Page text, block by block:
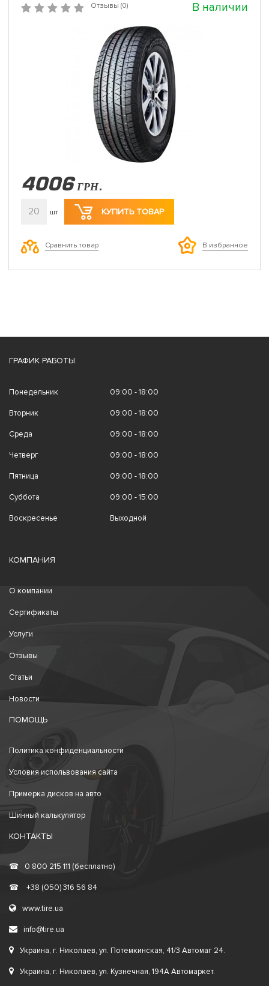
Отзывы (0) В наличии
4006 ГРН.
20 шт КУПИТЬ ТОВАР
Сравнить товар В избранное
ГРАФИК РАБОТЫ
Понедельник 09:00 - 18:00
Вторник 09:00 - 18:00
Среда 09:00 - 18:00
Четверг 09:00 - 18:00
Пятница 09:00 - 18:00
Суббота 09:00 - 15:00
Воскресенье Выходной
КОМПАНИЯ
О компании
Сертификаты
Услуги
Отзывы
Статьи
Новости
ПОМОЩЬ
Политика конфиденциальности
Условия использования сайта
Примерка дисков на авто
Шинный калькулятор
КОНТАКТЫ
☎ 0 800 215 111 (бесплатно)
☎ +38 (050) 316 56 84
www.tire.ua
info@tire.ua
Украина, г. Николаев, ул. Потемкинская, 41/3 Автомаг 24.
Украина, г. Николаев, ул. Кузнечная, 194А Автомаркет.